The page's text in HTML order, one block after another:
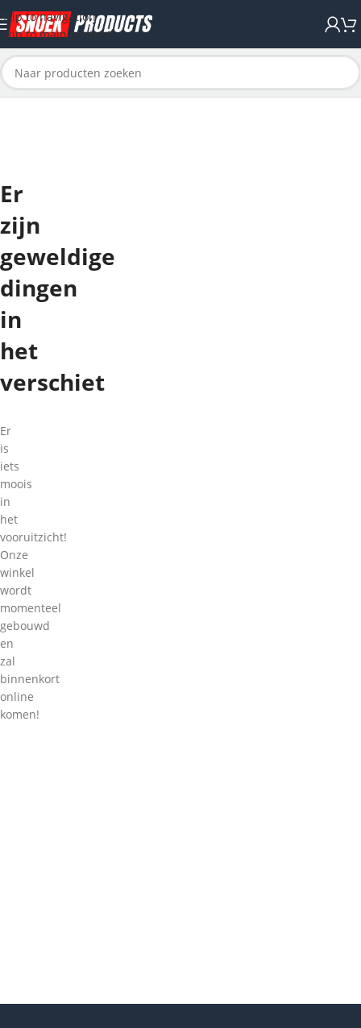
Skip to navigation
Skip to main content
Er
zijn
geweldige
dingen
in
het
verschiet
Er
is
iets
moois
in
het
vooruitzicht!
Onze
winkel
wordt
momenteel
gebouwd
en
zal
binnenkort
online
komen!